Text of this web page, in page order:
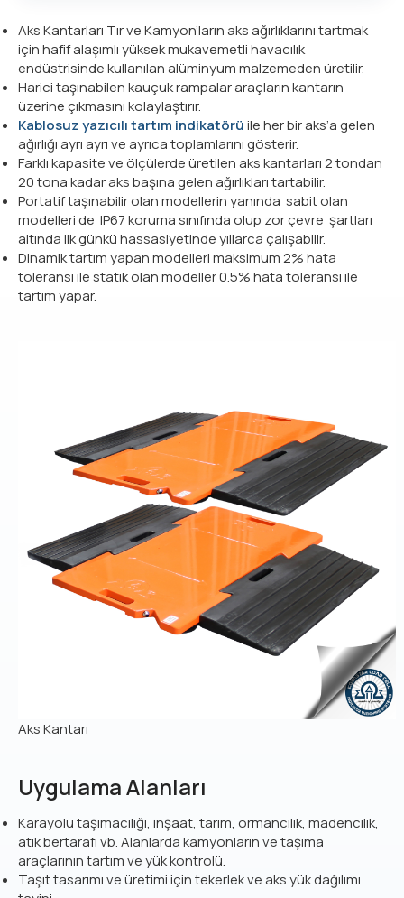
Aks Kantarları Tır ve Kamyon’ların aks ağırlıklarını tartmak
için hafif alaşımlı yüksek mukavemetli havacılık
endüstrisinde kullanılan alüminyum malzemeden üretilir.
Harici taşınabilen kauçuk rampalar araçların kantarın
üzerine çıkmasını kolaylaştırır.
Kablosuz yazıcılı tartım indikatörüile her bir aks’a gelen
ağırlığı ayrı ayrı ve ayrıca toplamlarını gösterir.
Farklı kapasite ve ölçülerde üretilen aks kantarları 2 tondan
20 tona kadar aks başına gelen ağırlıkları tartabilir.
Portatif taşınabilir olan modellerin yanında sabit olan
modelleri de IP67 koruma sınıfında olup zor çevre şartları
altında ilk günkü hassasiyetinde yıllarca çalışabilir.
Dinamik tartım yapan modelleri maksimum 2% hata
toleransı ile statik olan modeller 0.5% hata toleransı ile
tartım yapar.
Aks Kantarı
Uygulama Alanları
Karayolu taşımacılığı, inşaat, tarım, ormancılık, madencilik,
atık bertarafı vb. Alanlarda kamyonların ve taşıma
araçlarının tartım ve yük kontrolü.
Taşıt tasarımı ve üretimi için tekerlek ve aks yük dağılımı